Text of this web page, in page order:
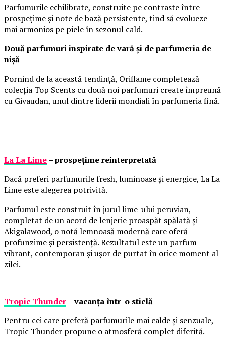
Parfumurile echilibrate, construite pe contraste între
prospețime și note de bază persistente, tind să evolueze
mai armonios pe piele în sezonul cald.
Două parfumuri inspirate de vară și de parfumeria de
nișă
Pornind de la această tendință, Oriflame completează
colecția Top Scents cu două noi parfumuri create împreună
cu Givaudan, unul dintre liderii mondiali în parfumeria fină.
La La Lime– prospețime reinterpretată
Dacă preferi parfumurile fresh, luminoase și energice, La La
Lime este alegerea potrivită.
Parfumul este construit în jurul lime-ului peruvian,
completat de un acord de lenjerie proaspăt spălată și
Akigalawood, o notă lemnoasă modernă care oferă
profunzime și persistență. Rezultatul este un parfum
vibrant, contemporan și ușor de purtat în orice moment al
zilei.
Tropic Thunder– vacanța într-o sticlă
Pentru cei care preferă parfumurile mai calde și senzuale,
Tropic Thunder propune o atmosferă complet diferită.